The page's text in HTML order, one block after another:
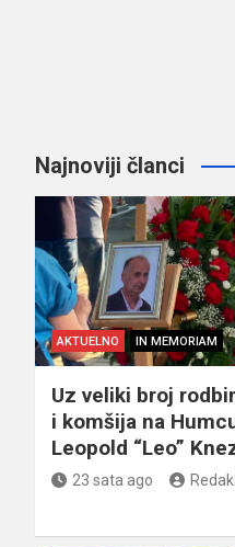
Najnoviji članci
AKTUELNO IN MEMORIAM
Uz veliki broj
i komšija na
Leopold “Leo”
23 sata ago